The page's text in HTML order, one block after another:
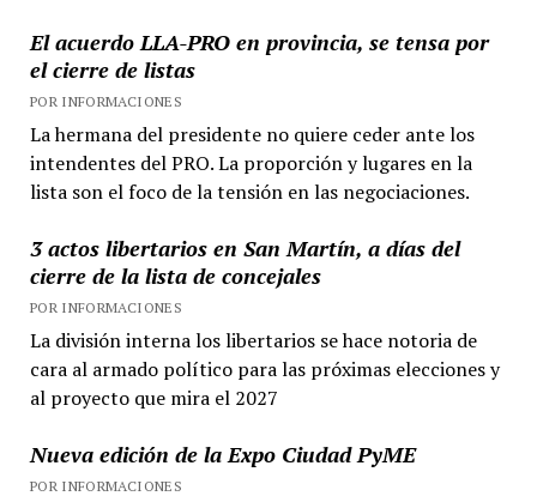
El acuerdo LLA-PRO en provincia, se tensa por
el cierre de listas
POR INFORMACIONES
La hermana del presidente no quiere ceder ante los
intendentes del PRO. La proporción y lugares en la
lista son el foco de la tensión en las negociaciones.
3 actos libertarios en San Martín, a días del
cierre de la lista de concejales
POR INFORMACIONES
La división interna los libertarios se hace notoria de
cara al armado político para las próximas elecciones y
al proyecto que mira el 2027
Nueva edición de la Expo Ciudad PyME
POR INFORMACIONES